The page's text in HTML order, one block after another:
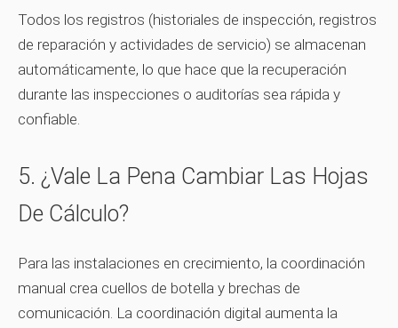
Todos los registros (historiales de inspección, registros
de reparación y actividades de servicio) se almacenan
automáticamente, lo que hace que la recuperación
durante las inspecciones o auditorías sea rápida y
confiable.
5. ¿Vale La Pena Cambiar Las Hojas
De Cálculo?
Para las instalaciones en crecimiento, la coordinación
manual crea cuellos de botella y brechas de
comunicación. La coordinación digital aumenta la